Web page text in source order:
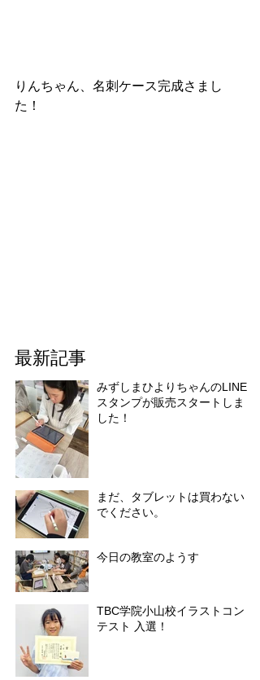
りんちゃん、名刺ケース完成さまし
た！
最新記事
みずしまひよりちゃんのLINE
スタンプが販売スタートしま
した！
まだ、タブレットは買わない
でください。
今日の教室のようす
TBC学院小山校イラストコン
テスト 入選！